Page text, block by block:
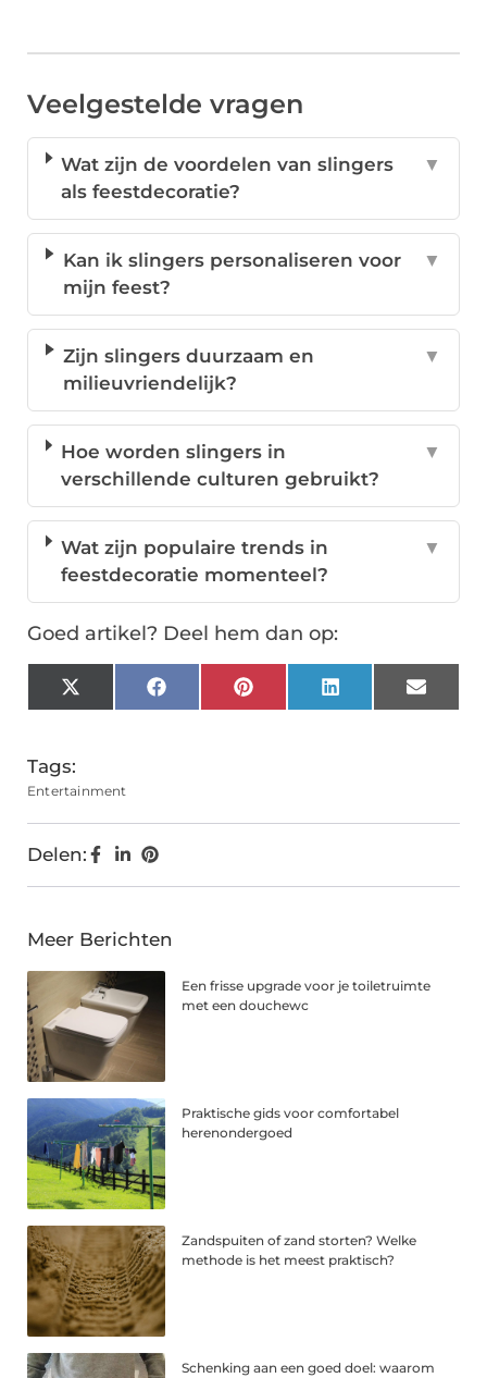
Veelgestelde vragen
Wat zijn de voordelen van slingers
als feestdecoratie?
▼
Kan ik slingers personaliseren voor
mijn feest?
▼
Zijn slingers duurzaam en
milieuvriendelijk?
▼
Hoe worden slingers in
verschillende culturen gebruikt?
▼
Wat zijn populaire trends in
feestdecoratie momenteel?
▼
Goed artikel? Deel hem dan op:
X
(Twitter)
FacebookPinterestLinkedInEmail
Tags:
Entertainment
Delen:
Meer Berichten
Een frisse upgrade voor je toiletruimte
met een douchewc
Praktische gids voor comfortabel
herenondergoed
Zandspuiten of zand storten? Welke
methode is het meest praktisch?
Schenking aan een goed doel: waarom